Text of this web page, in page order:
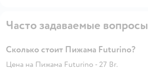
Часто задаваемые вопросы
Сколько стоит Пижама Futurino?
Цена на Пижама Futurino - 27 Br.